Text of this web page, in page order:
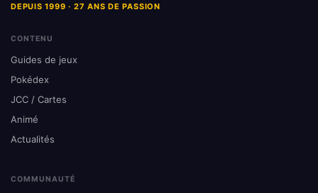
DEPUIS 1999 · 27 ANS DE PASSION
CONTENU
Guides de jeux
Pokédex
JCC / Cartes
Animé
Actualités
COMMUNAUTÉ